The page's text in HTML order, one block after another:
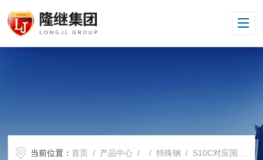
当前位置：首页 / 产品中心 / /特殊钢 / S10C对应国内什么牌号S10C